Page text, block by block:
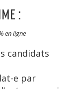
:
en ligne
candidats
e par